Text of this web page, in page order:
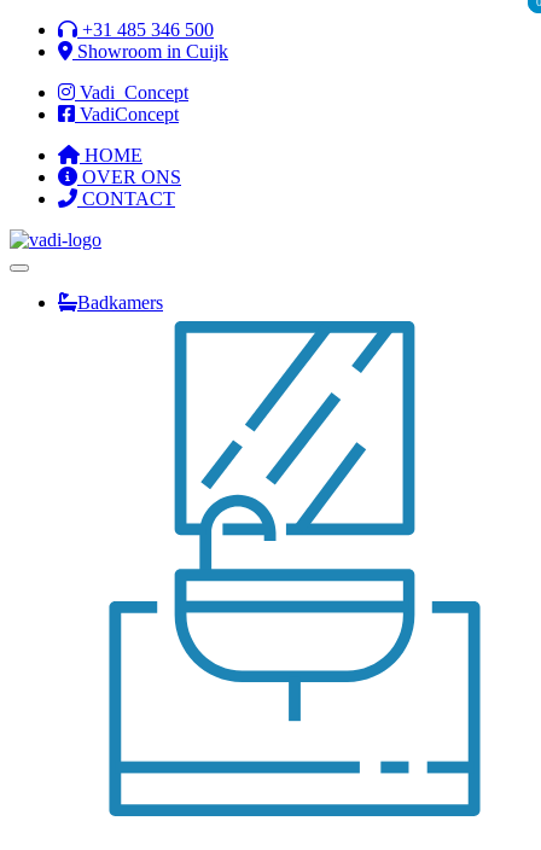
naar
inhoud
+31 485 346 500
Showroom in Cuijk
Vadi_Concept
VadiConcept
HOME
OVER ONS
CONTACT
Badkamers